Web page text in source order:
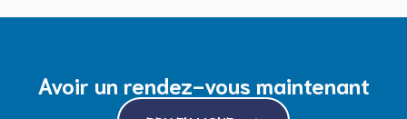
Avoir un rendez-vous maintenant